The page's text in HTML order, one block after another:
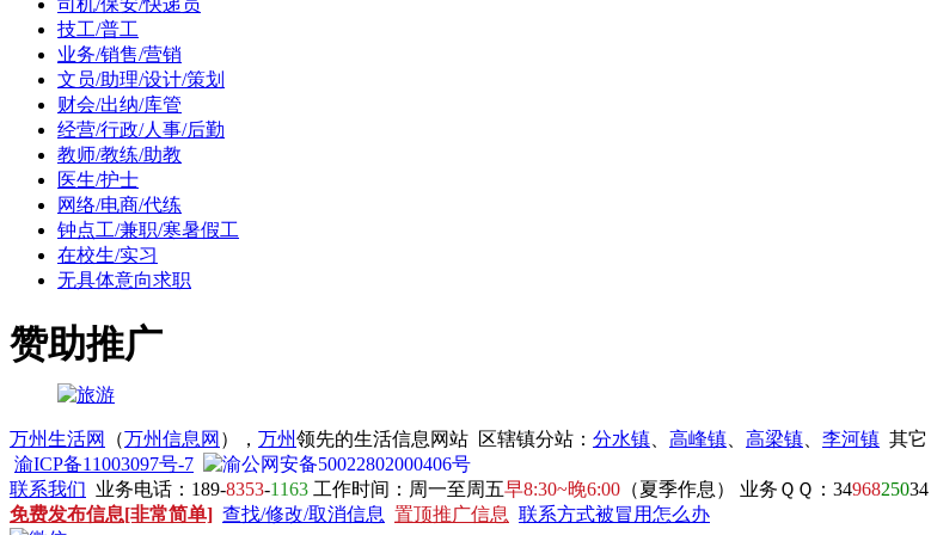
技工/普工
业务/销售/营销
文员/助理/设计/策划
财会/出纳/库管
经营/行政/人事/后勤
教师/教练/助教
医生/护士
网络/电商/代练
钟点工/兼职/寒暑假工
在校生/实习
无具体意向求职
赞助推广
万州生活网 （万州信息网 ）， 万州领先的生活信息网站 区辖镇分站： 分水镇 高峰镇 高梁镇 李河镇 其它
渝ICP备11003097号-7
渝公网安备50022802000406号
联系我们 业务电话：189-8353-1163 工作时间：周一至周五早8:30~晚6:00 （夏季作息） 业务ＱＱ：3496825034
免费发布信息[非常简单] 查找/修改/取消信息 置顶推广信息 联系方式被冒用怎么办